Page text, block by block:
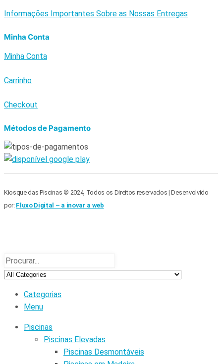
Informações Importantes Sobre as Nossas Entregas
Minha Conta
Minha Conta
Carrinho
Checkout
Métodos de Pagamento
Kiosque das Piscinas © 2024, Todos os Direitos reservados | Desenvolvido
por: Fluxo Digital – a inovar a web
Categorias
Menu
Piscinas
Piscinas Elevadas
Piscinas Desmontáveis